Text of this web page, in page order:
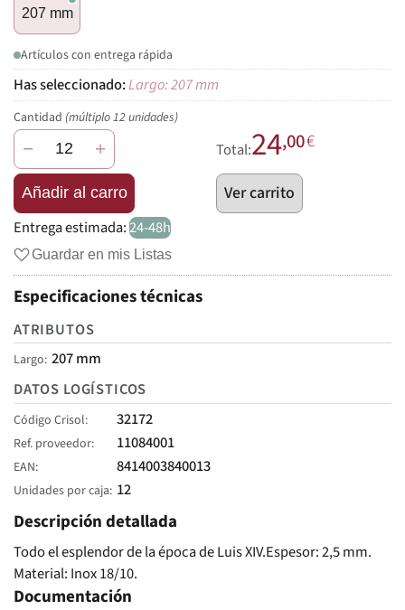
207 mm
Artículos con entrega rápida
Largo: 207 mm
Cantidad (múltiplo 12 unidades)
− +
Añadir al carro
Total:24,00€
Ver carrito
Entrega estimada:24-48h
Guardar en mis Listas
Especificaciones técnicas
ATRIBUTOS
Largo 207 mm
DATOS LOGÍSTICOS
Código Crisol 32172
Ref. proveedor 11084001
EAN 8414003840013
Unidades por caja 12
Descripción detallada
Todo el esplendor de la época de Luis XIV.Espesor: 2,5 mm.
Material: Inox 18/10.
Documentación